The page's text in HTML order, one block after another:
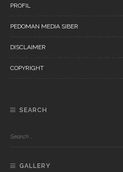
PROFIL
PEDOMAN MEDIA SIBER
DISCLAIMER
COPYRIGHT
SEARCH
GALLERY